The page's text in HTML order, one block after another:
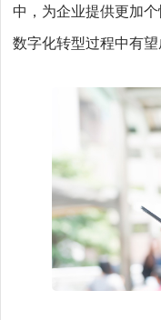
中，为企业提供更加
数字化转型过程中有望